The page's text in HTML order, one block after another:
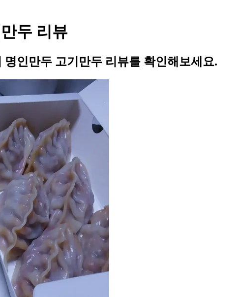
두 리뷰
인만두 고기만두 리뷰를 확인해보세요.